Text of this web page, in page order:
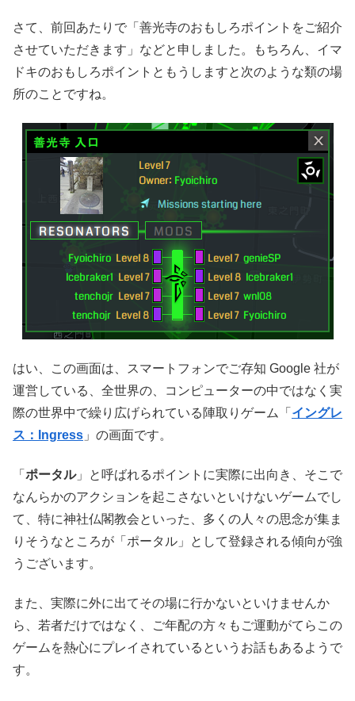
さて、前回あたりで「善光寺のおもしろポイントをご紹介
させていただきます」などと申しました。もちろん、イマ
ドキのおもしろポイントともうしますと次のような類の場
所のことですね。
はい、この画面は、スマートフォンでご存知 Google 社が
運営している、全世界の、コンピューターの中ではなく実
際の世界中で繰り広げられている陣取りゲーム「 イングレ
ス：Ingress 」の画面です。
「 ポータル」と呼ばれるポイントに実際に出向き、そこで
なんらかのアクションを起こさないといけないゲームでし
て、特に神社仏閣教会といった、多くの人々の思念が集ま
りそうなところが「ポータル」として登録される傾向が強
うございます。
また、実際に外に出てその場に行かないといけませんか
ら、若者だけではなく、ご年配の方々もご運動がてらこの
ゲームを熱心にプレイされているというお話もあるようで
す。